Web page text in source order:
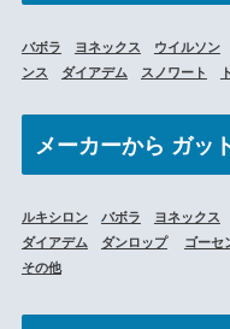
バボラ ヨネックス ウイルソン
ンス
ダイアデム スノワート
メーカーから ガッ
ルキシロン バボラ ヨネックス
ダイアデム
ダンロップ ゴーセ
その他